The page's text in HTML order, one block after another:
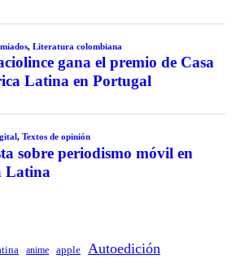
, Literatura colombiana
gana el premio de Casa
Latina en Portugal
, Textos de opinión
sobre periodismo móvil en
Latina
anime apple Autoedición